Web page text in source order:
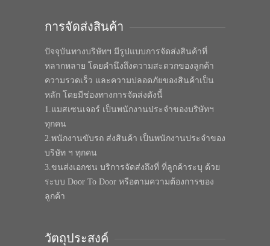
การจัดส่งสินค้า
ปัจจุบันทางบริษัทฯ มีรูปแบบการจัดส่งสินค้าที่
หลากหลาย โดยคำนึงถึงความสะดวกของลูกค้า
ความรวดเร็ว และความปลอดภัยของสินค้าเป็น
หลัก โดยมีช่องทางการจัดส่งดังนี้
1.แมสเซนเจอร์ เป็นพนักงานประจำของบริษัทฯ
ทุกคน
2.พนักงานขับรถ ส่งสินค้า เป็นพนักงานประจำของ
บริษัท ฯ ทุกคน
3.ขนส่งเอกชน บริการจัดส่งถึงที่ ที่ลูกค้าระบุ ด้วย
ระบบ Door To Door หรือตามความต้องการของ
ลูกค้า
วัตถุประสงค์